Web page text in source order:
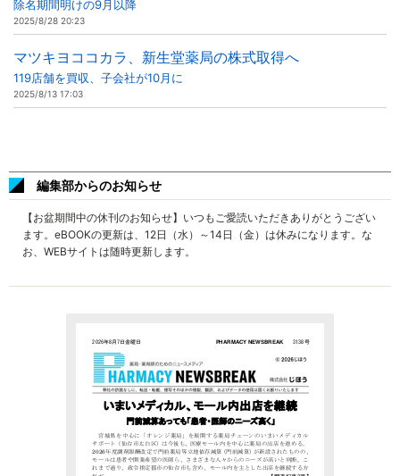
除名期間明けの9月以降
2025/8/28 20:23
マツキヨココカラ、新生堂薬局の株式取得へ
119店舗を買収、子会社が10月に
2025/8/13 17:03
編集部からのお知らせ
【お盆期間中の休刊のお知らせ】いつもご愛読いただきありがとうござい
ます。eBOOKの更新は、12日（水）～14日（金）は休みになります。な
お、WEBサイトは随時更新します。